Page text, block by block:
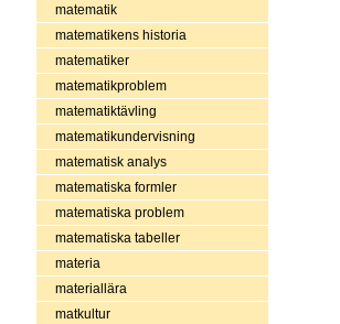
matematik
matematikens historia
matematiker
matematikproblem
matematiktävling
matematikundervisning
matematisk analys
matematiska formler
matematiska problem
matematiska tabeller
materia
materiallära
matkultur